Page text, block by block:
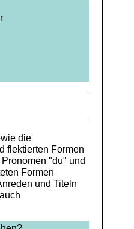
die
flektierten Formen
"du" und
Formen
und Titeln